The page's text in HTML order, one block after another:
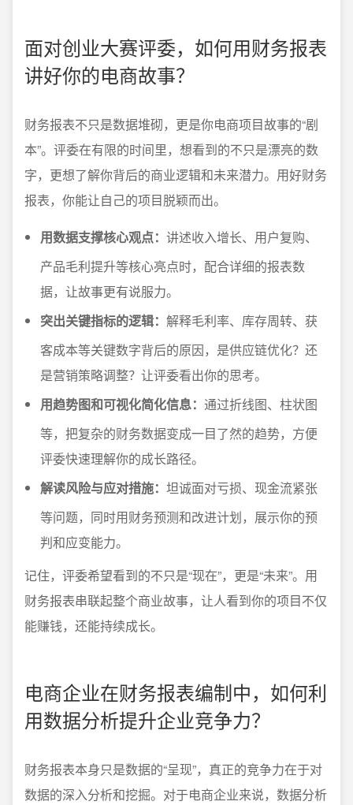
面对创业大赛评委，如何用财务报表
讲好你的电商故事？
财务报表不只是数据堆砌，更是你电商项目故事的“剧
本”。评委在有限的时间里，想看到的不只是漂亮的数
字，更想了解你背后的商业逻辑和未来潜力。用好财务
报表，你能让自己的项目脱颖而出。
用数据支撑核心观点： 讲述收入增长、用户复购、
产品毛利提升等核心亮点时，配合详细的报表数
据，让故事更有说服力。
突出关键指标的逻辑： 解释毛利率、库存周转、获
客成本等关键数字背后的原因，是供应链优化？还
是营销策略调整？让评委看出你的思考。
用趋势图和可视化简化信息： 通过折线图、柱状图
等，把复杂的财务数据变成一目了然的趋势，方便
评委快速理解你的成长路径。
解读风险与应对措施： 坦诚面对亏损、现金流紧张
等问题，同时用财务预测和改进计划，展示你的预
判和应变能力。
记住，评委希望看到的不只是“现在”，更是“未来”。用
财务报表串联起整个商业故事，让人看到你的项目不仅
能赚钱，还能持续成长。
电商企业在财务报表编制中，如何利
用数据分析提升企业竞争力？
财务报表本身只是数据的“呈现”，真正的竞争力在于对
数据的深入分析和挖掘。对于电商企业来说，数据分析